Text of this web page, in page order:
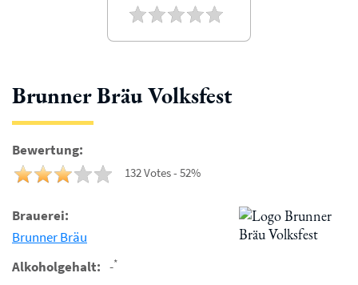
Brunner Bräu Volksfest
Bewertung:
132 Votes - 52%
Brauerei:
Brunner Bräu
Alkoholgehalt: -*